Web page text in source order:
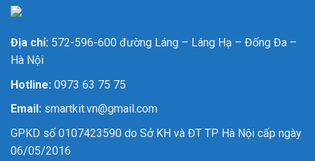
Địa chỉ: 572-596-600 đường Láng – Láng Hạ – Đống Đa –
Hà Nội
Hotline: 0973 63 75 75
Email: smartkit.vn@gmail.com
GPKD số 0107423590 do Sở KH và ĐT TP Hà Nội cấp ngày
06/05/2016